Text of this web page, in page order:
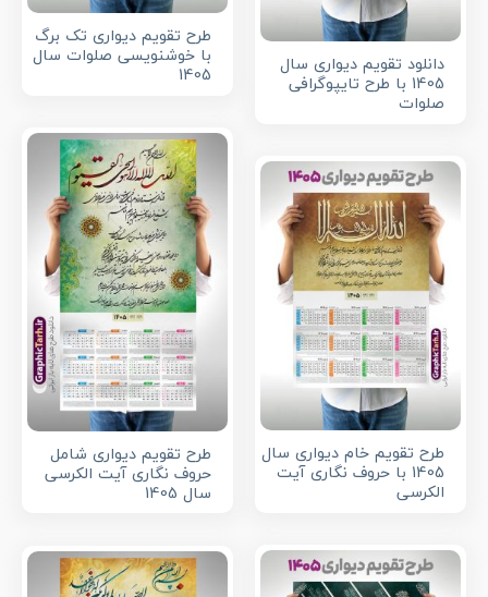
طرح تقویم دیواری تک برگ
با خوشنویسی صلوات سال
1405
دانلود تقویم دیواری سال
1405 با طرح تایپوگرافی
صلوات
طرح تقویم دیواری شامل
حروف نگاری آیت الکرسی
سال 1405
طرح تقویم خام دیواری سال
1405 با حروف نگاری آیت
الکرسی